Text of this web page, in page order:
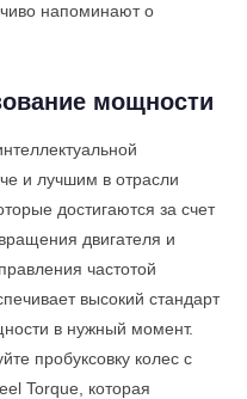
напоминают о
мощности
и лучшим в отрасли
достигаются за счет
двигателя и
частотой
высокий стандарт
в нужный момент.
пробуксовку колес с
Torque, которая